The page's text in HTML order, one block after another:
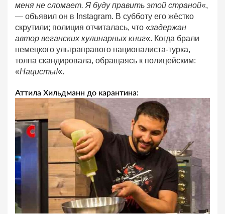
меня не сломает. Я буду править этой страной«,
— объявил он в Instagram. В субботу его жёстко
скрутили; полиция отчиталась, что «задержан
автор веганских кулинарных книг«. Когда брали
немецкого ультраправого националиста-турка,
толпа скандировала, обращаясь к полицейским:
«Нацисты!«.
Аттила Хильдманн до карантина: